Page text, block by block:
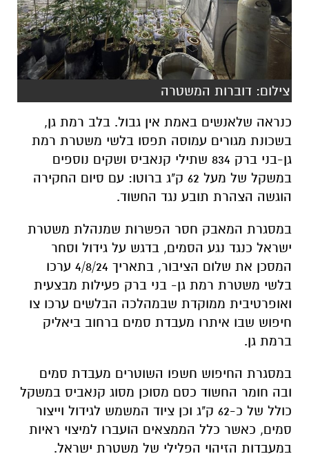
צילום: דוברות המשטרה
כנראה שלאנשים באמת אין גבול. בלב רמת גן,
בשכונת מגורים עמוסה תפסו בלשי משטרת רמת
גן-בני ברק 834 שתילי קנאביס ושקים נוספים
במשקל של מעל 62 ק"ג ברוטו: עם סיום החקירה
הוגשה הצהרת תובע נגד החשוד.
במסגרת המאבק חסר הפשרות שמנהלת משטרת
ישראל כנגד נגע הסמים, בדגש על גידול וסחר
המסכן את שלום הציבור, בתאריך 4/8/24 ערכו
בלשי משטרת רמת גן- בני ברק פעילות מבצעית
ואופרטיבית ממוקדת שבמהלכה הבלשים ערכו צו
חיפוש שבו איתרו מעבדת סמים ברחוב ביאליק
ברמת גן.
במסגרת החיפוש חשפו השוטרים מעבדת סמים
ובה חומר החשוד כסם מסוכן מסוג קנאביס במשקל
כולל של כ-62 ק"ג וכן ציוד המשמש לגידול וייצור
סמים, כאשר כלל הממצאים הועברו למיצוי ראיות
במעבדות הזיהוי הפלילי של משטרת ישראל.